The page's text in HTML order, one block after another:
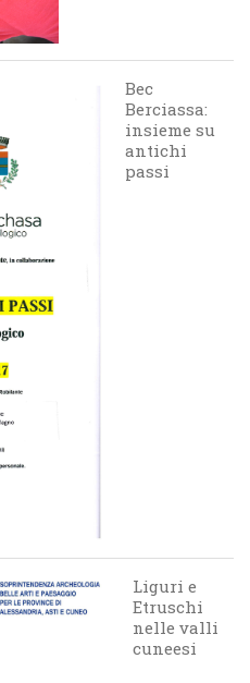
Bec
Berciassa:
insieme su
antichi
passi
Liguri e
Etruschi
nelle valli
cuneesi